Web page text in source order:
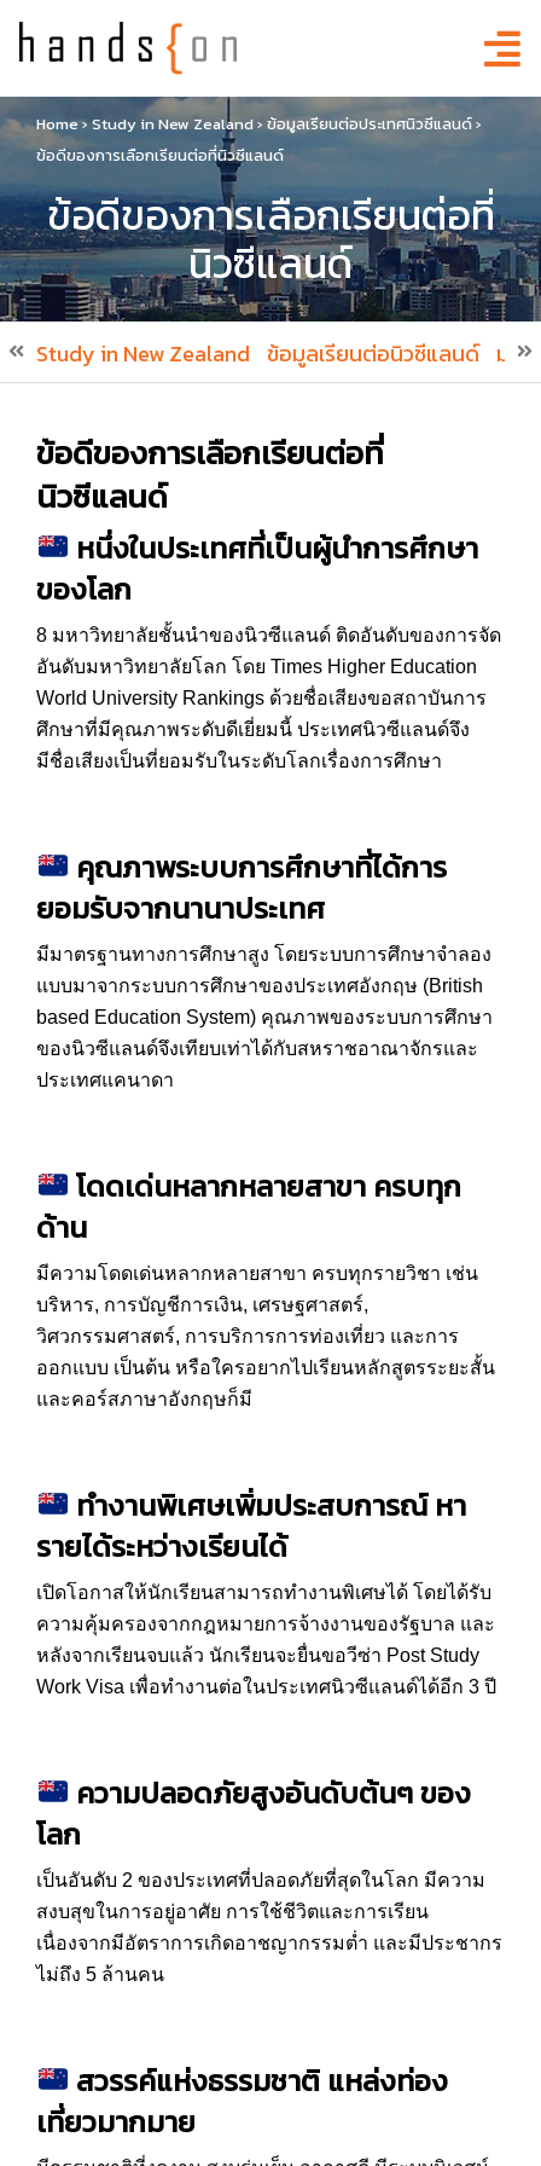
Home› Study in New Zealand› ข้อมูลเรียนต่อประเทศนิวซีแลนด์›
ข้อดีของการเลือกเรียนต่อที่นิวซีแลนด์
ข้อดีของการเลือกเรียนต่อที่
นิวซีแลนด์
Study in New Zealand ข้อมูลเรียนต่อนิวซีแลนด์ มหา
ข้อดีของการเลือกเรียนต่อที่
นิวซีแลนด์
หนึ่งในประเทศที่เป็นผู้นำการศึกษา
ของโลก
8 มหาวิทยาลัยชั้นนำของนิวซีแลนด์ ติดอันดับของการจัด
อันดับมหาวิทยาลัยโลก โดย Times Higher Education
World University Rankings ด้วยชื่อเสียงขอสถาบันการ
ศึกษาที่มีคุณภาพระดับดีเยี่ยมนี้ ประเทศนิวซีแลนด์จึง
มีชื่อเสียงเป็นที่ยอมรับในระดับโลกเรื่องการศึกษา
คุณภาพระบบการศึกษาที่ได้การ
ยอมรับจากนานาประเทศ
มีมาตรฐานทางการศึกษาสูง โดยระบบการศึกษาจำลอง
แบบมาจากระบบการศึกษาของประเทศอังกฤษ (British
based Education System) คุณภาพของระบบการศึกษา
ของนิวซีแลนด์จึงเทียบเท่าได้กับสหราชอาณาจักรและ
ประเทศแคนาดา
โดดเด่นหลากหลายสาขา ครบทุก
ด้าน
มีความโดดเด่นหลากหลายสาขา ครบทุกรายวิชา เช่น
บริหาร, การบัญชีการเงิน, เศรษฐศาสตร์,
วิศวกรรมศาสตร์, การบริการการท่องเที่ยว และการ
ออกแบบ เป็นต้น หรือใครอยากไปเรียนหลักสูตรระยะสั้น
และคอร์สภาษาอังกฤษก็มี
ทำงานพิเศษเพิ่มประสบการณ์ หา
รายได้ระหว่างเรียนได้
เปิดโอกาสให้นักเรียนสามารถทำงานพิเศษได้ โดยได้รับ
ความคุ้มครองจากกฎหมายการจ้างงานของรัฐบาล และ
หลังจากเรียนจบแล้ว นักเรียนจะยื่นขอวีซ่า Post Study
Work Visa เพื่อทำงานต่อในประเทศนิวซีแลนด์ได้อีก 3 ปี
ความปลอดภัยสูงอันดับต้นๆ ของ
โลก
เป็นอันดับ 2 ของประเทศที่ปลอดภัยที่สุดในโลก มีความ
สงบสุขในการอยู่อาศัย การใช้ชีวิตและการเรียน
เนื่องจากมีอัตราการเกิดอาชญากรรมต่ำ และมีประชากร
ไม่ถึง 5 ล้านคน
สวรรค์แห่งธรรมชาติ แหล่งท่อง
เที่ยวมากมาย